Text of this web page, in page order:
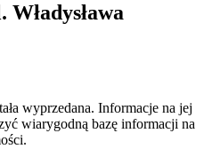
wyprzedana. Informacje na jej
wiarygodną bazę informacji na